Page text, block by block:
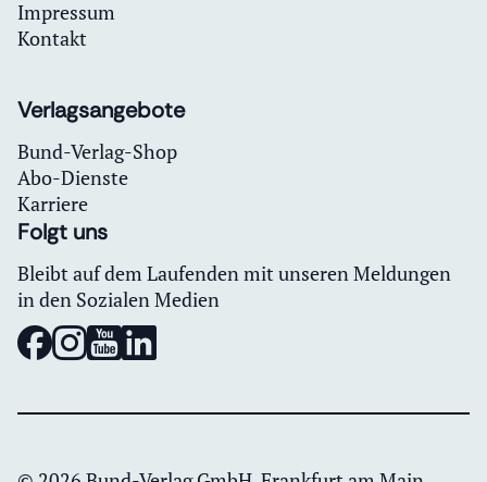
Impressum
Kontakt
Verlagsangebote
Bund-Verlag-Shop
Abo-Dienste
Karriere
Folgt uns
Bleibt auf dem Laufenden mit unseren Meldungen
in den Sozialen Medien